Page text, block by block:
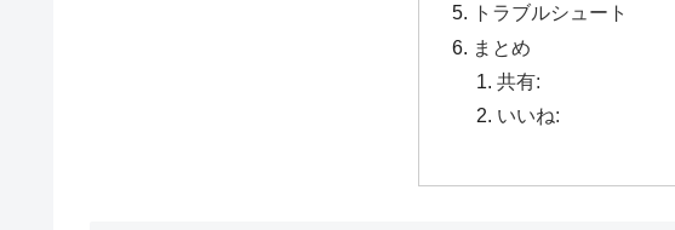
トラブルシュート
まとめ
共有:
いいね: